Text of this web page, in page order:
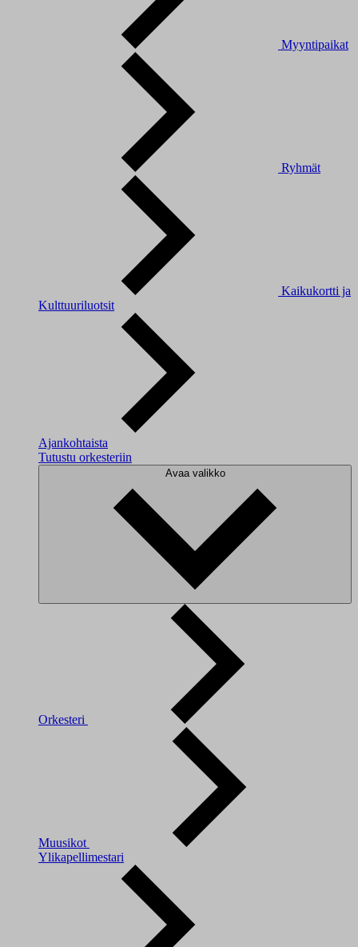
Myyntipaikat
Ryhmät
Kaikukortti ja
Kulttuuriluotsit
Ajankohtaista
Tutustu orkesteriin
Avaa valikko
Orkesteri
Muusikot
Ylikapellimestari